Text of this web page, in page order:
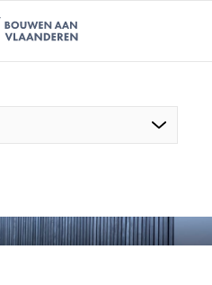
| Platform voor de bouw